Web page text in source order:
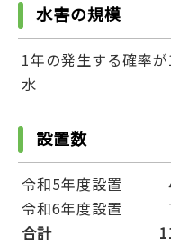
水害の規模
1年の発生する確率
水
設置数
令和5年度設置
令和6年度設置
合計 117